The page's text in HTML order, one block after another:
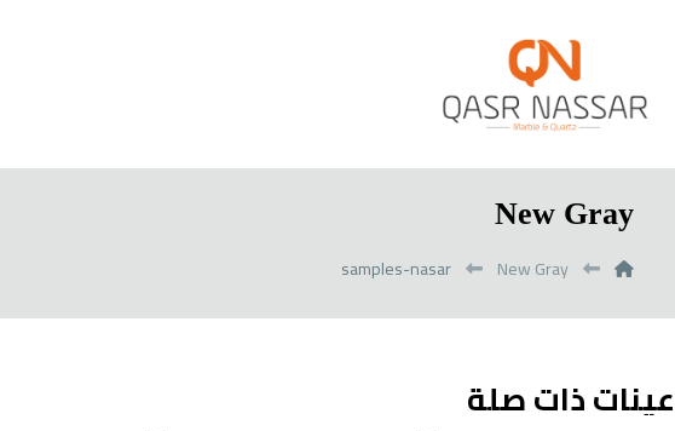
New Gray
samples-nasar New Gray
عينات ذات صلة